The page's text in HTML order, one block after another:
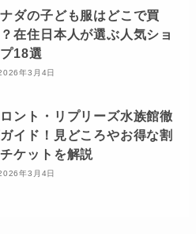
ダの子ども服はどこで買
在住日本人が選ぶ人気ショ
18選
年3月4日
ロント・リプリーズ水族館徹
イド！見どころやお得な割
ケットを解説
年3月4日